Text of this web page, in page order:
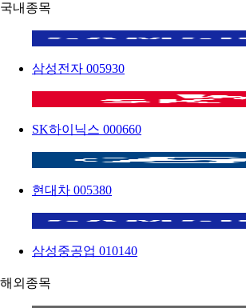
국내종목
삼성전자 005930
SK하이닉스 000660
현대차 005380
삼성중공업 010140
해외종목